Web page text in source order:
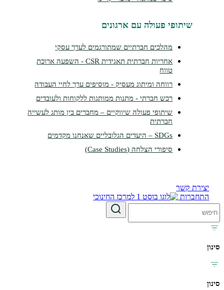
שיתופי פעולה עם ארגונים
מהלכים חברתיים שמתורגמים לערך עסקי
אחריות חברתית תאגידית CSR - השפעה ארוכת
רווחה ומיתוג מעסיק - מוסיפים ערך לחיי העבודה
רכש חברתי - מתנות ממותגות ללקוחות ולעובדים
שיתופי פעולה שיווקיים – מחברים בין מותג לעשייה
חברתית
SDGs – היעדים הגלובליים שאנחנו מקדמים
סיפורי הצלחה (Case Studies)
קשר
למרכז החינוכי